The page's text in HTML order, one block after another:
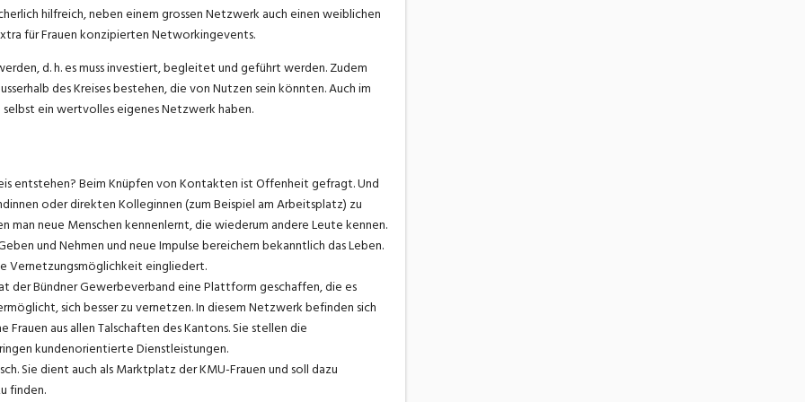
hilfreich, neben einem grossen Netzwerk auch einen weiblichen
für Frauen konzipierten Networkingevents.
d. h. es muss investiert, begleitet und geführt werden. Zudem
des Kreises bestehen, die von Nutzen sein könnten. Auch im
selbst ein wertvolles eigenes Netzwerk haben.
entstehen? Beim Knüpfen von Kontakten ist Offenheit gefragt. Und
oder direkten Kolleginnen (zum Beispiel am Arbeitsplatz) zu
man neue Menschen kennenlernt, die wiederum andere Leute kennen.
und Nehmen und neue Impulse bereichern bekanntlich das Leben.
Vernetzungsmöglichkeit eingliedert.
der Bündner Gewerbeverband eine Plattform geschaffen, die es
sich besser zu vernetzen. In diesem Netzwerk befinden sich
aus allen Talschaften des Kantons. Sie stellen die
kundenorientierte Dienstleistungen.
Sie dient auch als Marktplatz der KMU-Frauen und soll dazu
finden.